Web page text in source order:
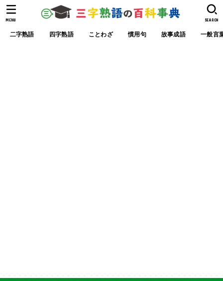
二字熟語 四字熟語 ことわざ 慣用句 故事成語 一般言
SEARCH
MENU